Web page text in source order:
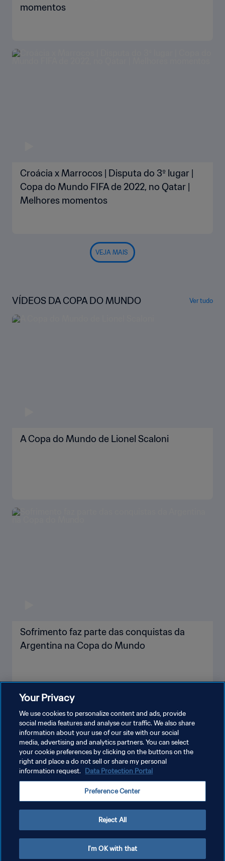
momentos
Croácia x Marrocos | Disputa do 3º lugar |
Copa do Mundo FIFA de 2022, no Qatar |
Melhores momentos
VEJA MAIS
VÍDEOS DA COPA DO MUNDO Ver tudo
A Copa do Mundo de Lionel Scaloni
Sofrimento faz parte das conquistas da
Argentina na Copa do Mundo
VEJA MAIS
POLÍTICA DE PRIVACIDADE
TERMOS DE SERVIÇO
ADMINISTRAR AS PREFERÊNCIAS DE COOKIES
Your Privacy
We use cookies to personalize content and ads, provide
social media features and analyse our traffic. We also share
information about your use of our site with our social
media, advertising and analytics partners. You can select
your cookie preferences by clicking on the buttons on the
right and place a do not sell or share my personal
information request. Data Protection Portal
Preference Center
Reject All
I'm OK with that